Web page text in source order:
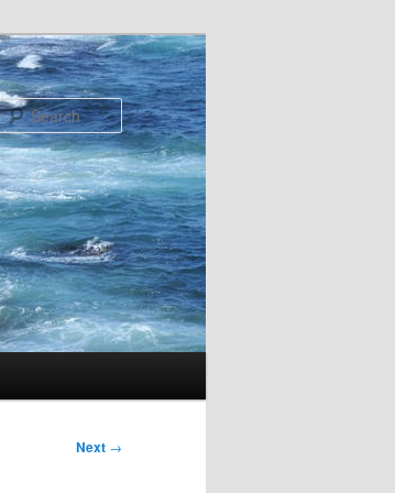
Search
Next →